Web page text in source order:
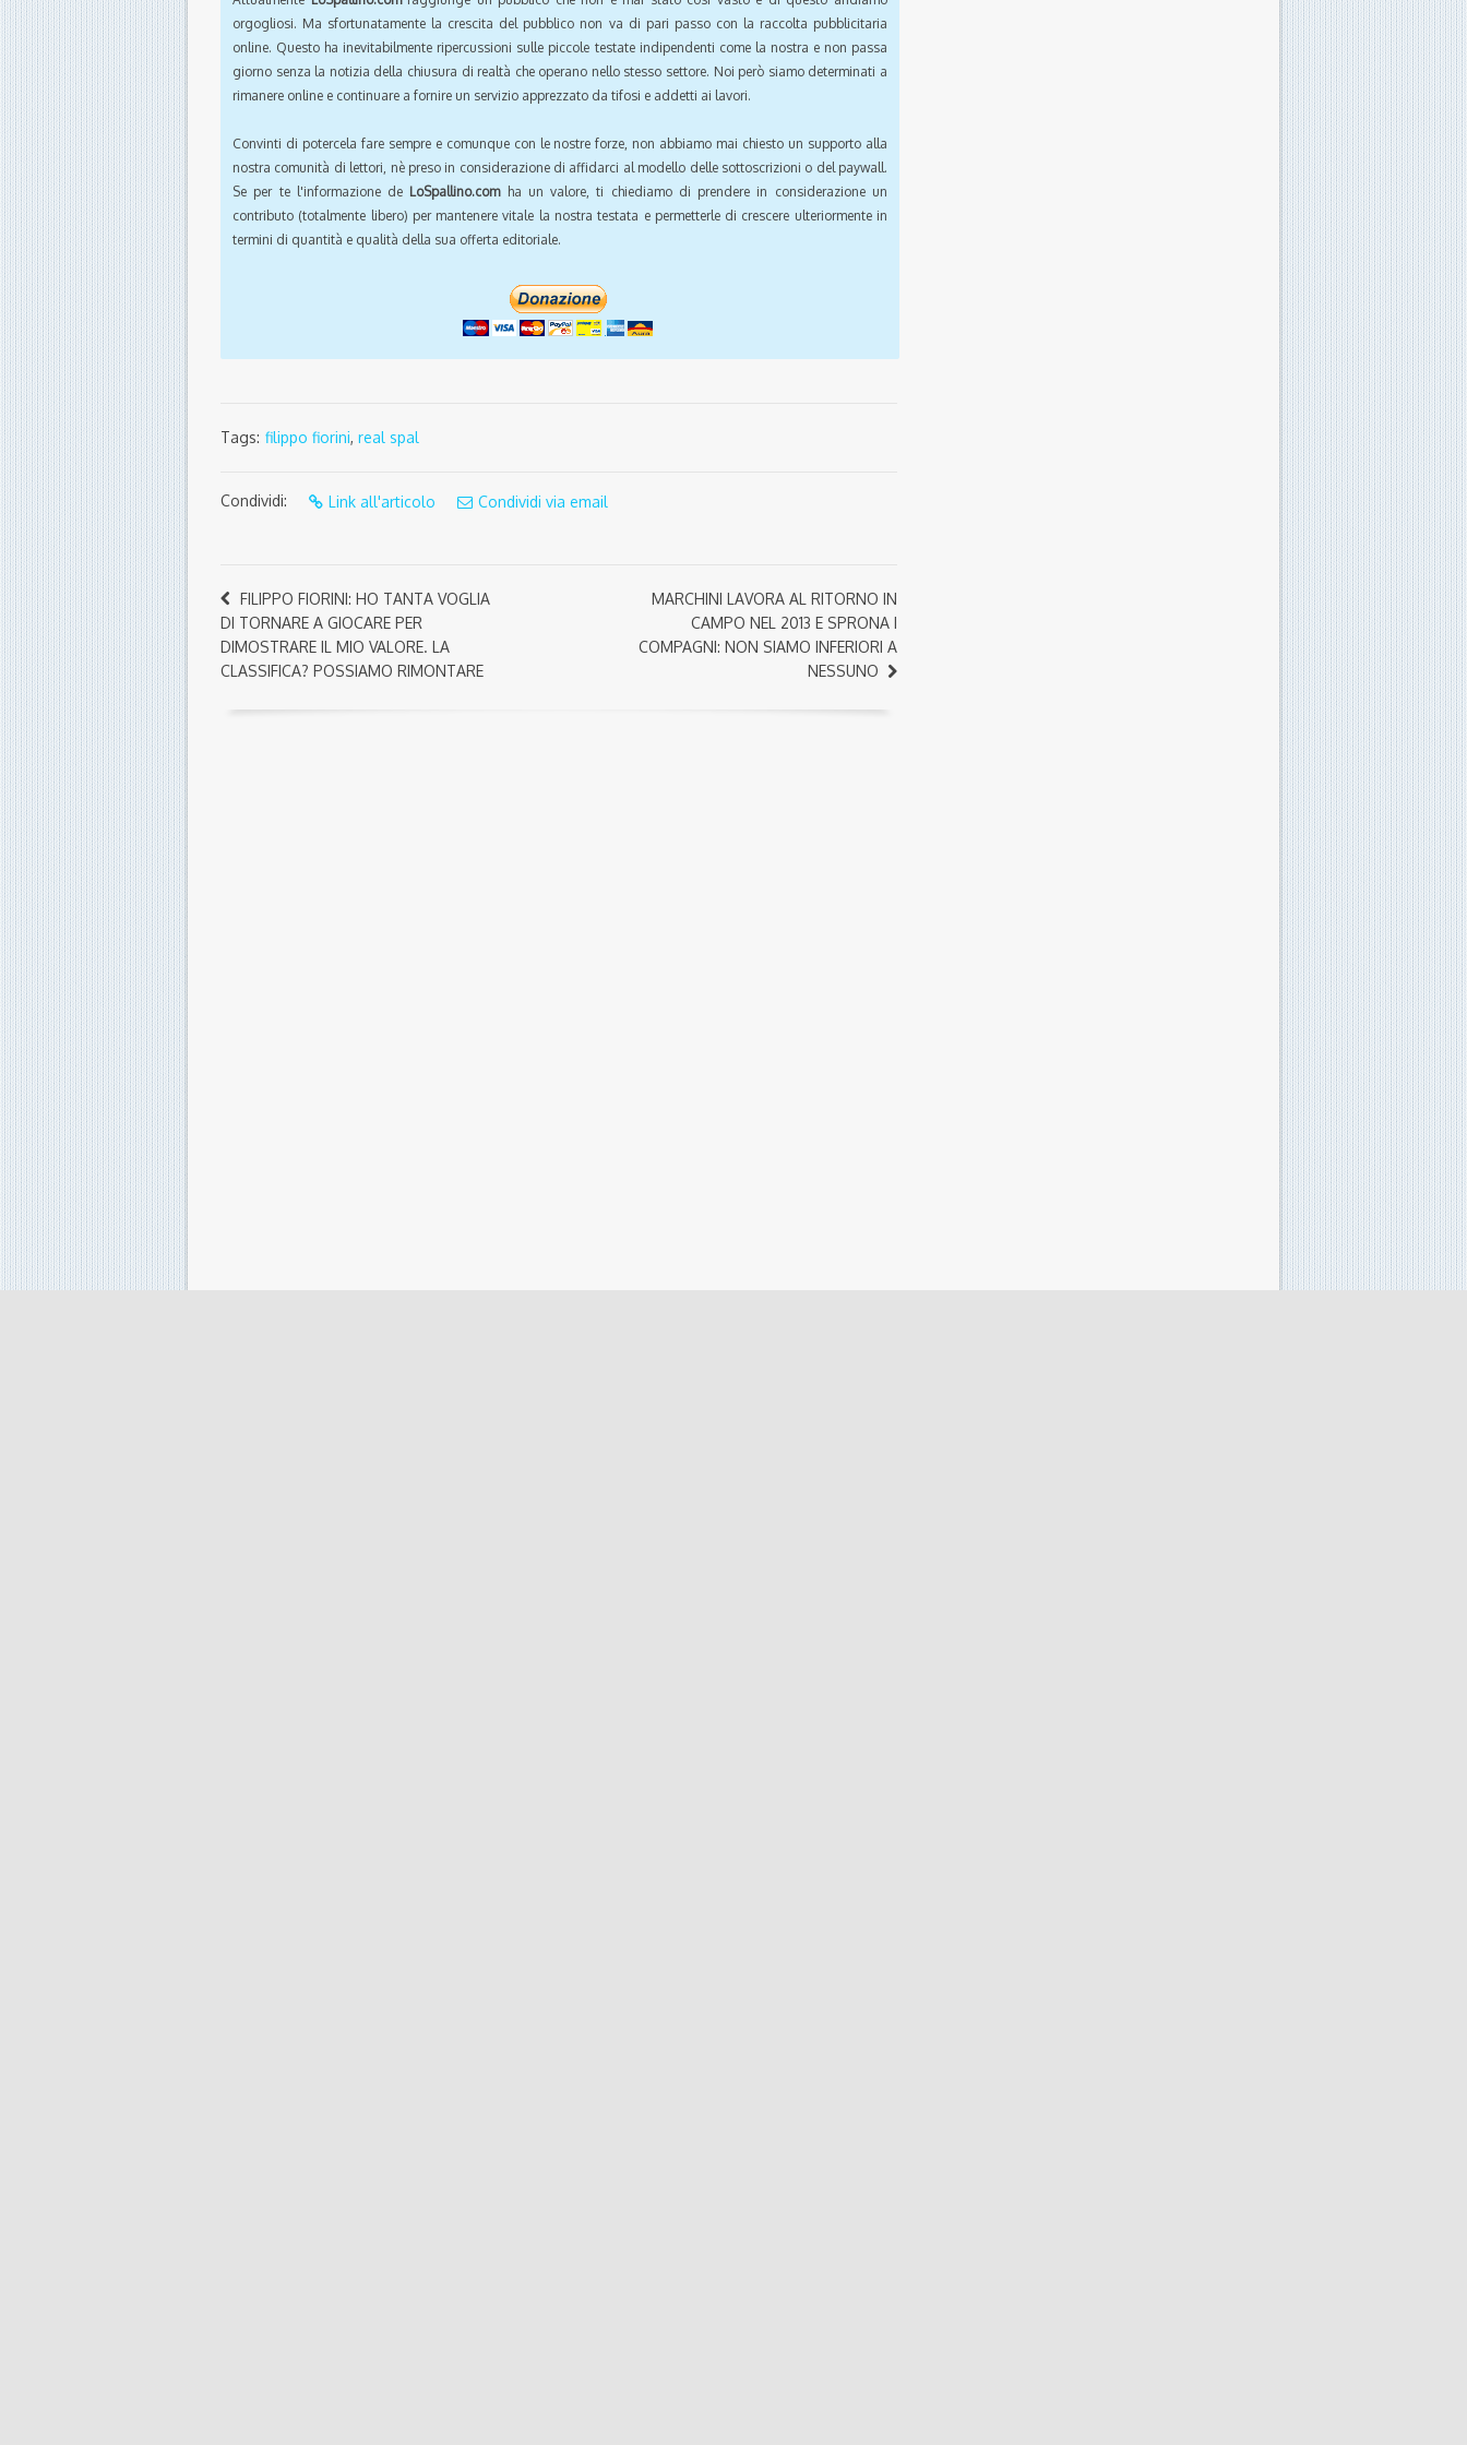
orgogliosi. Ma sfortunatamente la crescita del pubblico non va di pari passo con la raccolta pubblicitaria
online. Questo ha inevitabilmente ripercussioni sulle piccole testate indipendenti come la nostra e non passa
giorno senza la notizia della chiusura di realtà che operano nello stesso settore. Noi però siamo determinati a
rimanere online e continuare a fornire un servizio apprezzato da tifosi e addetti ai lavori.
Convinti di potercela fare sempre e comunque con le nostre forze, non abbiamo mai chiesto un supporto alla
nostra comunità di lettori, nè preso in considerazione di affidarci al modello delle sottoscrizioni o del paywall.
Se per te l'informazione de LoSpallino.comha un valore, ti chiediamo di prendere in considerazione un
contributo (totalmente libero) per mantenere vitale la nostra testata e permetterle di crescere ulteriormente in
termini di quantità e qualità della sua offerta editoriale.
Tags: filippo fiorini, real spal
Condividi: Link all'articolo Condividi via email
FILIPPO FIORINI: HO TANTA VOGLIA
DI TORNARE A GIOCARE PER
DIMOSTRARE IL MIO VALORE. LA
CLASSIFICA? POSSIAMO RIMONTARE
MARCHINI LAVORA AL RITORNO IN
CAMPO NEL 2013 E SPRONA I
COMPAGNI: NON SIAMO INFERIORI A
NESSUNO